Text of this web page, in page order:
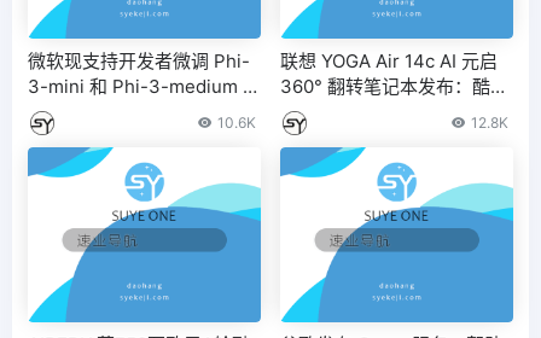
微软现支持开发者微调 Phi-
3-mini 和 Phi-3-medium AI
模型
10.6K
联想 YOGA Air 14c AI 元启
360° 翻转笔记本发布：酷睿
Ultra 7 155H，8999 元
12.8K